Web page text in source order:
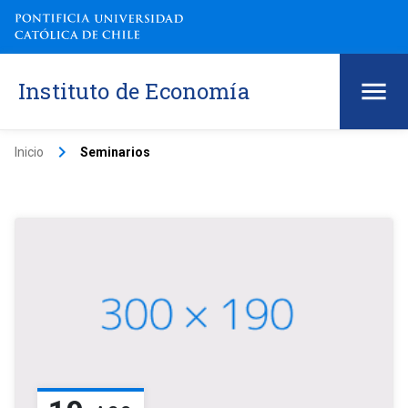
Instituto de Economía
Inicio keyboard_arrow_right Seminarios